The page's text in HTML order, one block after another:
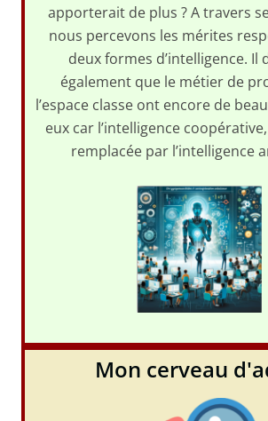
apporterait de plus ? A travers
nous percevons les mérites
deux formes d’intelligence. Il
également que le métier de
l’espace classe ont encore de
eux car l’intelligence
remplacée par l’intelligence
Mon cerveau